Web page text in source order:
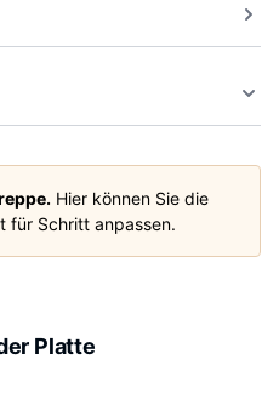
Hier können Sie die
für Schritt anpassen.
Platte